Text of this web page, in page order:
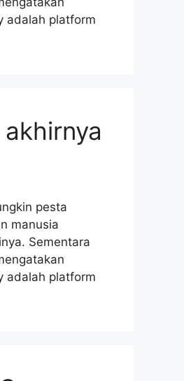
adalah platform
pesta
manusia
Sementara
adalah platform